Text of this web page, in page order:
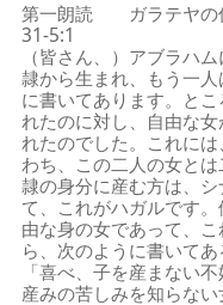
第一朗読 ガラテヤの
31-5:1
（皆さん、）アブラハ
隷から生まれ、もう一
に書いてあります。と
れたのに対し、自由な
れたのでした。これに
わち、この二人の女と
隷の身分に産む方は、
て、これがハガルです
由な身の女であって、
ら、次のように書いてあ
「喜べ、子を産まない
産みの苦しみを知らない